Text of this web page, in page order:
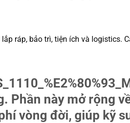
ráp, bảo trì, tiện ích và logistics.
Phần này mở rộng
vòng đời, giúp kỹ